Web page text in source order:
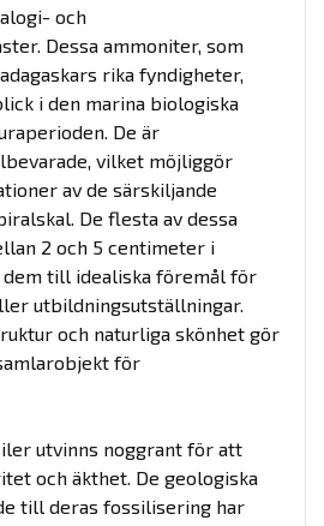
och
Dessa ammoniter, som
rika fyndigheter,
i den marina biologiska
De är
vilket möjliggör
av de särskiljande
De flesta av dessa
2 och 5 centimeter i
till idealiska föremål för
utbildningsutställningar.
och naturliga skönhet gör
för
utvinns noggrant för att
och äkthet. De geologiska
till deras fossilisering har